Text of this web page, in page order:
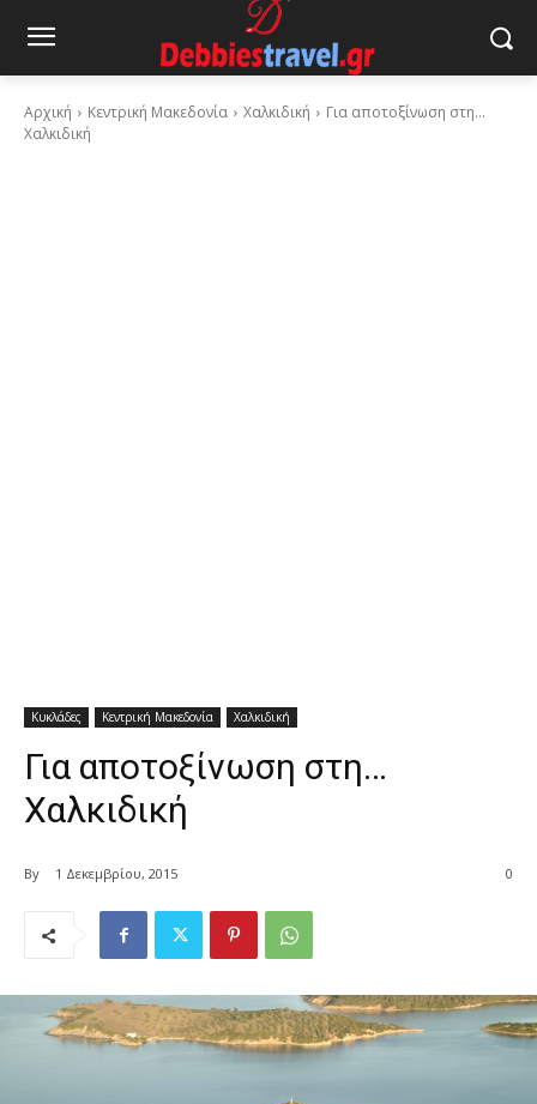
Αρχική Κεντρική Μακεδονία Χαλκιδική
Για αποτοξίνωση στη…
Χαλκιδική
Κυκλάδες Κεντρική Μακεδονία Χαλκιδική
Για αποτοξίνωση στη…
Χαλκιδική
By 1 Δεκεμβρίου, 2015 0